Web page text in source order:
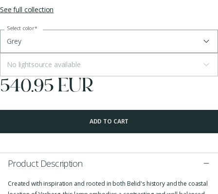
See full collection
Select color*
Grey
No lightsource available
540.95 EUR
ADD TO CART
Product Description
Created with inspiration and rooted in both Belid's history and the coastal